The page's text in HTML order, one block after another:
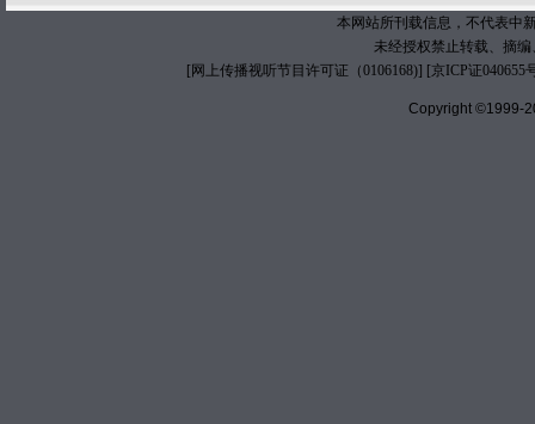
本网站所刊载信息，不代表中
未经授权禁止转载、摘
[网上传播视听节目许可证（0106168)] [京ICP证040655
Copyright ©1999-